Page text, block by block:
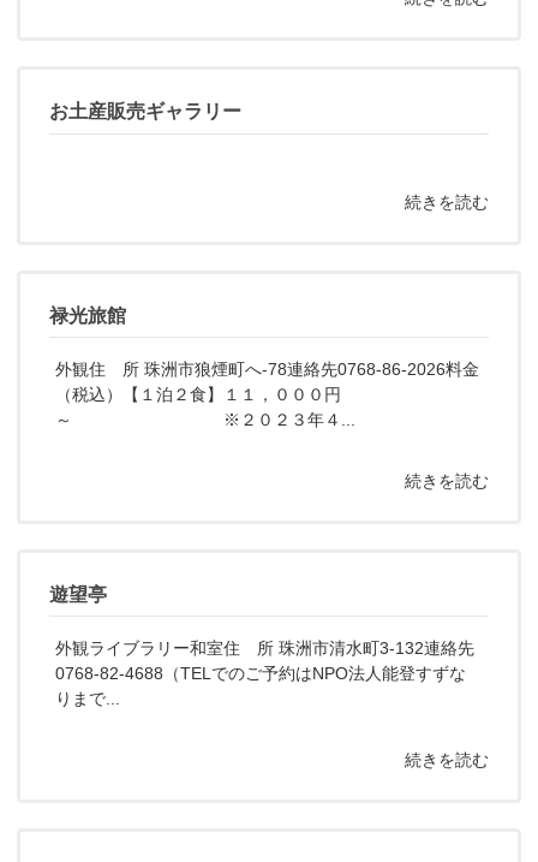
お土産販売ギャラリー
続きを読む
禄光旅館
外観住 所 珠洲市狼煙町へ-78連絡先0768-86-2026料金
（税込）【１泊２食】１１，０００円
～ ※２０２３年４...
続きを読む
遊望亭
外観ライブラリー和室住 所 珠洲市清水町3-132連絡先
0768-82-4688（TELでのご予約はNPO法人能登すずな
りまで...
続きを読む